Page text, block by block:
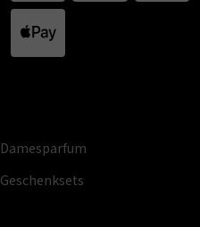
Damesparfum
Geschenksets